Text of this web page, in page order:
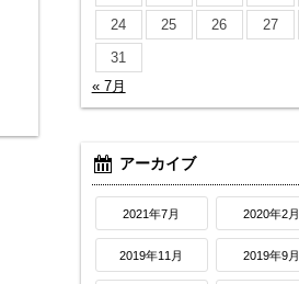
24 25 26 27
31
« 7月
アーカイブ
2021年7月 2020年2月
2019年11月 2019年9月